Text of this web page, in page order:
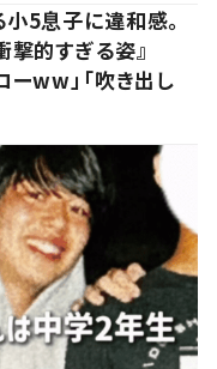
5息子に違和感。
的すぎる姿』
ww」「吹き出し